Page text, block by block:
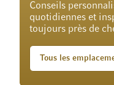
Conseils
quotidiennes et
toujours près de
Tous les